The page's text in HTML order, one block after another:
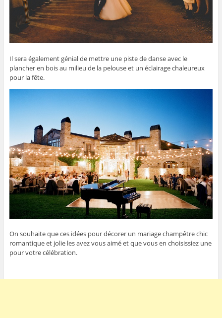
Il sera également génial de mettre une piste de danse avec le
plancher en bois au milieu de la pelouse et un éclairage chaleureux
pour la fête.
On souhaite que ces idées pour décorer un mariage champêtre chic
romantique et jolie les avez vous aimé et que vous en choisissiez une
pour votre célébration.